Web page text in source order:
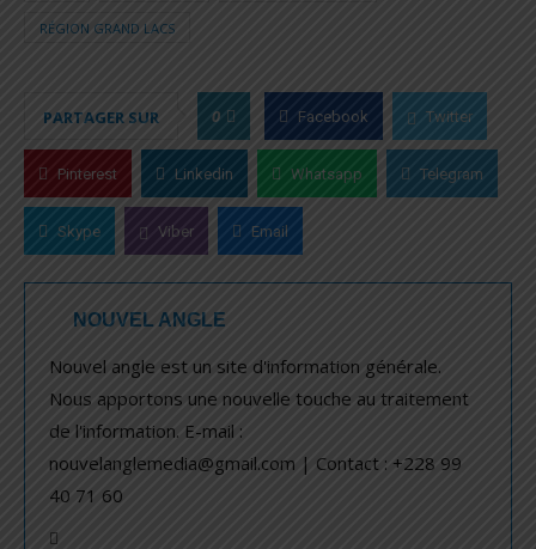
RÉGION GRAND LACS
PARTAGER SUR 0 Facebook Twitter
Pinterest Linkedin Whatsapp Telegram
Skype Viber Email
NOUVEL ANGLE
Nouvel angle est un site d'information générale.
Nous apportons une nouvelle touche au traitement
de l'information. E-mail :
nouvelanglemedia@gmail.com | Contact : +228 99
40 71 60